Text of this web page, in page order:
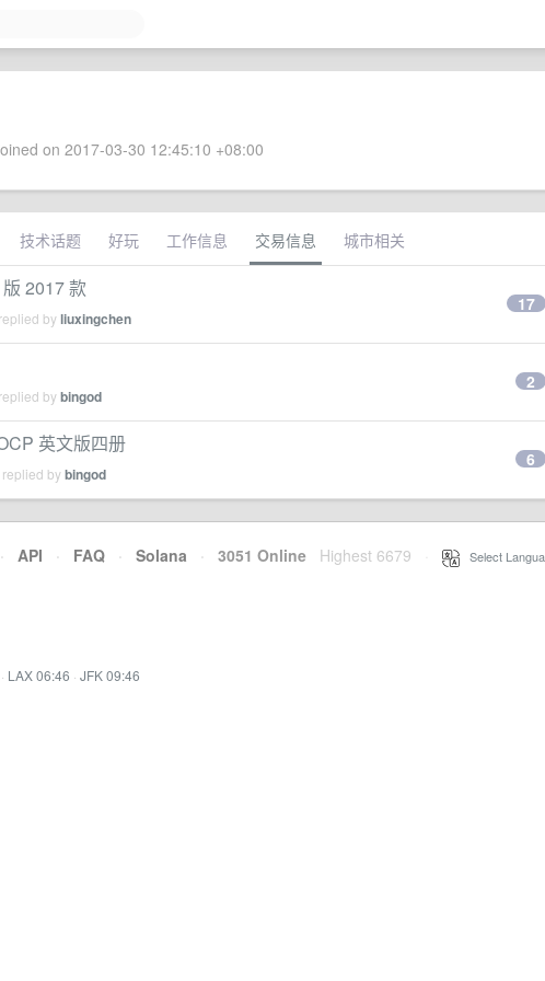
on 2017-03-30 12:45:10 +08:00
技术话题 好玩 工作信息 交易信息 城市相关
2017 款
byliuxingchen
17
bybingod
2
英文版四册
bybingod
6
· API · FAQ · Solana · 3051 Online Highest 6679 Select
· LAX 06:46 · JFK 09:46